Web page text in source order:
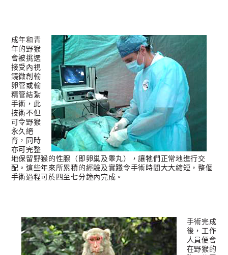
成年和青
年的野猴
會被挑選
接受內視
鏡微創輸
卵管或輸
精管結紮
手術，此
技術不但
可令野猴
永久絕
育，同時
亦可完整
地保留野猴的性腺（即卵巢及睾丸），讓牠們正常地進行交
配。這些年來所累積的經驗及實踐令手術時間大大縮短，整個
手術過程可於四至七分鐘內完成。
手術完成
後，工作
人員便會
在野猴的